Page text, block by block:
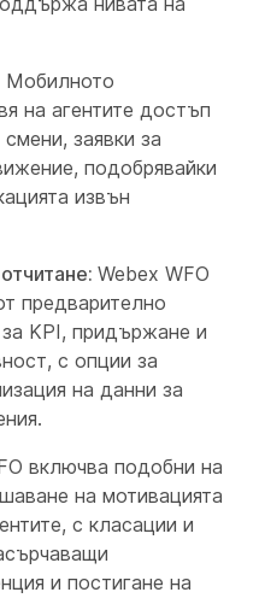
Мобилното
на агентите достъп
заявки за
подобрявайки
извън
Webex WFO
предварително
KPI, придържане и
с опции за
на данни за
включва подобни на
на мотивацията
с класации и
и постигане на